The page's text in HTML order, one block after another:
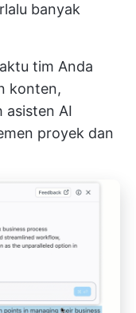
banyak
tim Anda
konten,
asisten AI
proyek dan